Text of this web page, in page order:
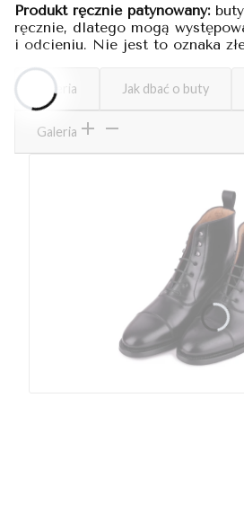
Produkt ręcznie patynowany:buty
ręcznie, dlatego mogą
i odcieniu. Nie jest to oznaka
Galeria Jak dbać o buty
Galeria